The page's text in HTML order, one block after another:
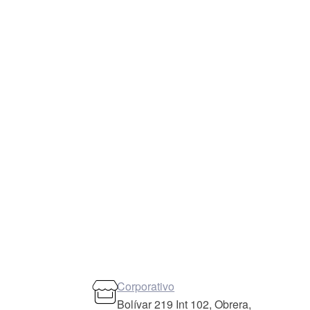
Corporativo
Bolívar 219 Int 102, Obrera,